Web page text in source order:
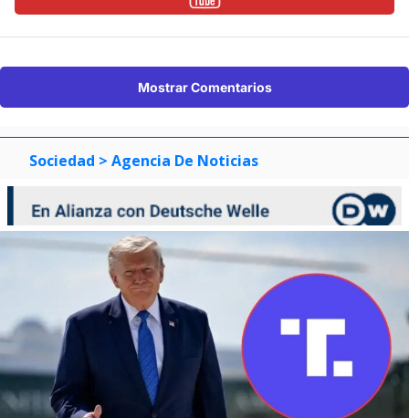
Mostrar Comentarios
Sociedad > Agencia De Noticias